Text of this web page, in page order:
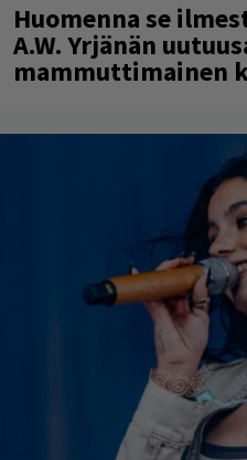
Huomenna se
A.W. Yrjänän
mammuttimainen